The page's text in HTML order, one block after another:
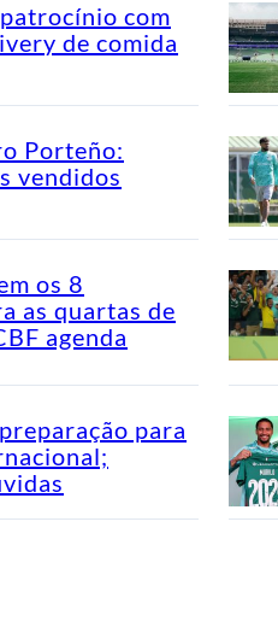
com
de comida
Porteño:
vendidos
os 8
as quartas de
agenda
para